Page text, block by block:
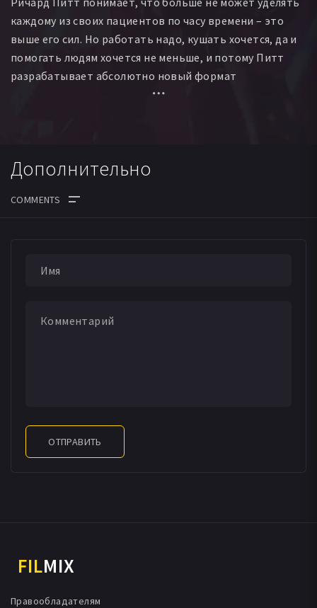
Abby Russell
каждому из своих пациентов по часу времени – это
выше его сил. Но работать надо, кушать хочется, да и
помогать людям хочется не меньше, и потому Питт
разрабатывает абсолютно новый формат
психотерапии – короткие онлайн-беседы по вебке. И с
сделав ему всего один звоночек в онлайн, когда что-то
Дополнительно
ОТПРАВИТЬ
FILMIX
Правообладателям